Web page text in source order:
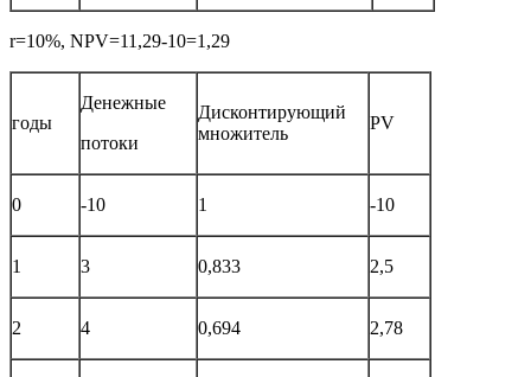
r=10%, NPV=11,29-10=1,29
годы
Денежные
потоки
Дисконтирующий
множитель
PV
0 -10 1 -10
1 3 0,833 2,5
2 4 0,694 2,78